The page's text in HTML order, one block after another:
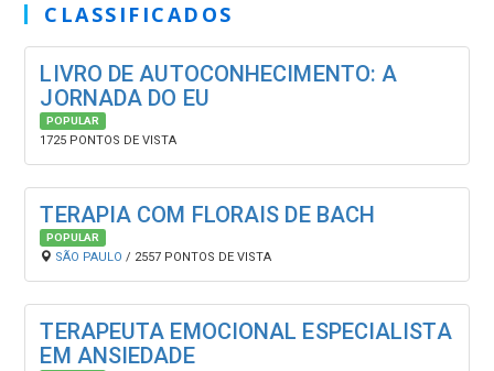
CLASSIFICADOS
LIVRO DE AUTOCONHECIMENTO: A
JORNADA DO EU
POPULAR
1725 PONTOS DE VISTA
TERAPIA COM FLORAIS DE BACH
POPULAR
SÃO PAULO / 2557 PONTOS DE VISTA
TERAPEUTA EMOCIONAL ESPECIALISTA
EM ANSIEDADE